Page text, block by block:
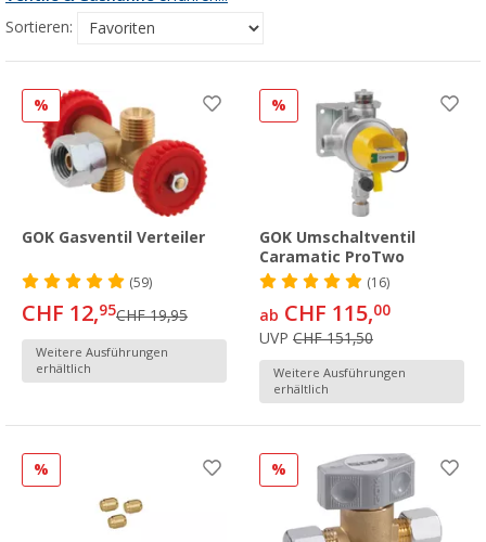
Sortieren:
%
GOK Gasventil Verteiler
(59)
CHF 12,95CHF 19,95
Weitere Ausführungen
erhältlich
%
GOK Umschaltventil
Caramatic ProTwo
(16)
ab CHF 115,00
UVP CHF 151,50
Weitere Ausführungen
erhältlich
% %